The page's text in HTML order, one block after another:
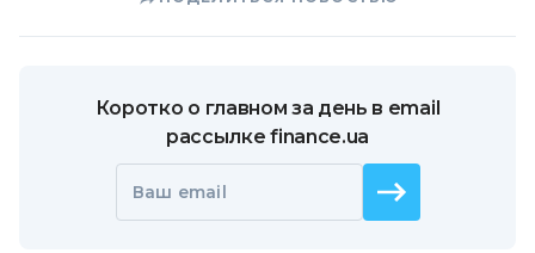
Коротко о главном за день в email
рассылке finance.ua
Ваш email